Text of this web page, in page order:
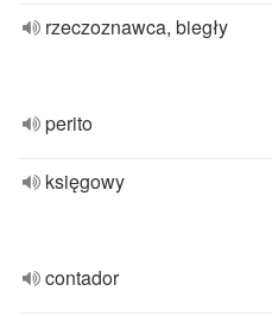
rzeczoznawca, biegły
perito
księgowy
contador